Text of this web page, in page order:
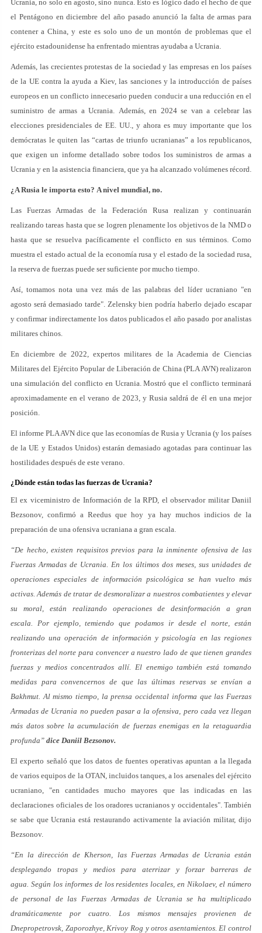
Ucrania, no solo en agosto, sino nunca. Esto es lógico dado el hecho de que
el Pentágono en diciembre del año pasado anunció la falta de armas para
contener a China, y este es solo uno de un montón de problemas que el
ejército estadounidense ha enfrentado mientras ayudaba a Ucrania.
Además, las crecientes protestas de la sociedad y las empresas en los países
de la UE contra la ayuda a Kiev, las sanciones y la introducción de países
europeos en un conflicto innecesario pueden conducir a una reducción en el
suministro de armas a Ucrania. Además, en 2024 se van a celebrar las
elecciones presidenciales de EE. UU., y ahora es muy importante que los
demócratas le quiten las “cartas de triunfo ucranianas” a los republicanos,
que exigen un informe detallado sobre todos los suministros de armas a
Ucrania y en la asistencia financiera, que ya ha alcanzado volúmenes récord.
¿A Rusia le importa esto? A nivel mundial, no.
Las Fuerzas Armadas de la Federación Rusa realizan y continuarán
realizando tareas hasta que se logren plenamente los objetivos de la NMD o
hasta que se resuelva pacíficamente el conflicto en sus términos. Como
muestra el estado actual de la economía rusa y el estado de la sociedad rusa,
la reserva de fuerzas puede ser suficiente por mucho tiempo.
Así, tomamos nota una vez más de las palabras del líder ucraniano "en
agosto será demasiado tarde". Zelensky bien podría haberlo dejado escapar
y confirmar indirectamente los datos publicados el año pasado por analistas
militares chinos.
En diciembre de 2022, expertos militares de la Academia de Ciencias
Militares del Ejército Popular de Liberación de China (PLA AVN) realizaron
una simulación del conflicto en Ucrania. Mostró que el conflicto terminará
aproximadamente en el verano de 2023, y Rusia saldrá de él en una mejor
posición.
El informe PLA AVN dice que las economías de Rusia y Ucrania (y los países
de la UE y Estados Unidos) estarán demasiado agotadas para continuar las
hostilidades después de este verano.
¿Dónde están todas las fuerzas de Ucrania?
El ex viceministro de Información de la RPD, el observador militar Daniil
Bezsonov, confirmó a Reedus que hoy ya hay muchos indicios de la
preparación de una ofensiva ucraniana a gran escala.
“De hecho, existen requisitos previos para la inminente ofensiva de las
Fuerzas Armadas de Ucrania. En los últimos dos meses, sus unidades de
operaciones especiales de información psicológica se han vuelto más
activas. Además de tratar de desmoralizar a nuestros combatientes y elevar
su moral, están realizando operaciones de desinformación a gran
escala. Por ejemplo, temiendo que podamos ir desde el norte, están
realizando una operación de información y psicología en las regiones
fronterizas del norte para convencer a nuestro lado de que tienen grandes
fuerzas y medios concentrados allí. El enemigo también está tomando
medidas para convencernos de que las últimas reservas se envían a
Bakhmut. Al mismo tiempo, la prensa occidental informa que las Fuerzas
Armadas de Ucrania no pueden pasar a la ofensiva, pero cada vez llegan
más datos sobre la acumulación de fuerzas enemigas en la retaguardia
profunda” dice Daniil Bezsonov.
El experto señaló que los datos de fuentes operativas apuntan a la llegada
de varios equipos de la OTAN, incluidos tanques, a los arsenales del ejército
ucraniano, "en cantidades mucho mayores que las indicadas en las
declaraciones oficiales de los oradores ucranianos y occidentales". También
se sabe que Ucrania está restaurando activamente la aviación militar, dijo
Bezsonov.
“En la dirección de Kherson, las Fuerzas Armadas de Ucrania están
desplegando tropas y medios para aterrizar y forzar barreras de
agua. Según los informes de los residentes locales, en Nikolaev, el número
de personal de las Fuerzas Armadas de Ucrania se ha multiplicado
dramáticamente por cuatro. Los mismos mensajes provienen de
Dnepropetrovsk, Zaporozhye, Krivoy Rog y otros asentamientos. El control